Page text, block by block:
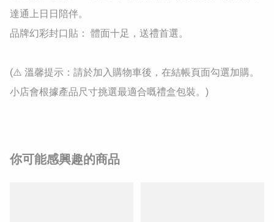
達通上日日陪伴。
​品牌幻彩封口貼： 體面十足，送禮首選。
​(⚠️ 溫馨提示：請於加入購物車後，在結帳頁面勾選加購。
小店會根據產品尺寸挑選最適合嘅禮盒包裝。)
你可能感興趣的商品